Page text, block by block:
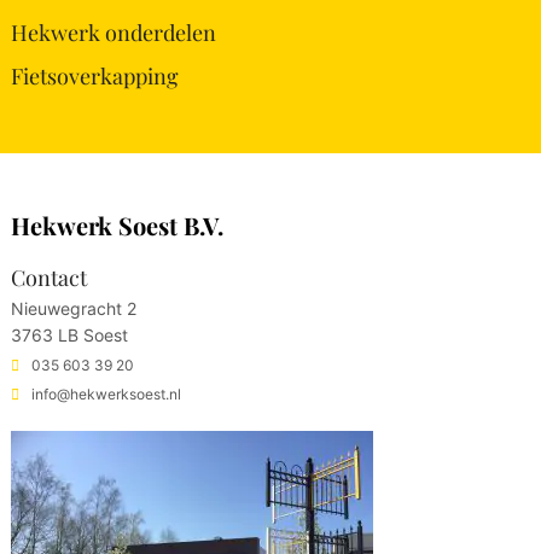
Hekwerk onderdelen
Fietsoverkapping
Hekwerk Soest B.V.
Contact
Nieuwegracht 2
3763 LB Soest
035 603 39 20
info@hekwerksoest.nl